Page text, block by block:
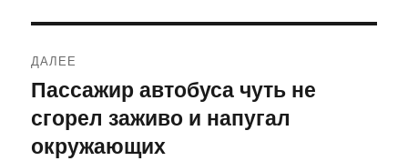
ДАЛЕЕ
Следующая
запись:
Пассажир автобуса чуть не
сгорел заживо и напугал
окружающих